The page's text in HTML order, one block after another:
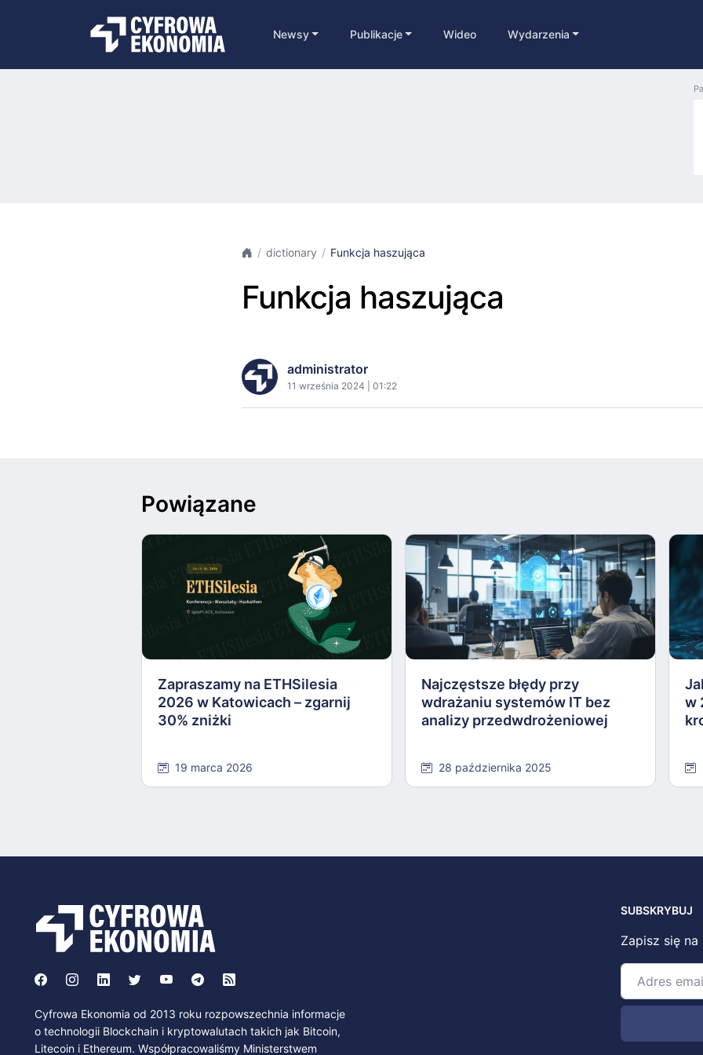
Newsy Publikacje Wideo Wydarzenia
dictionary Funkcja haszująca
Funkcja haszująca
administrator
11 września 2024 | 01:22
Powiązane
Zapraszamy na ETHSilesia
2026 w Katowicach – zgarnij
30% zniżki
19 marca 2026
Najczęstsze błędy przy
wdrażaniu systemów IT bez
analizy przedwdrożeniowej
28 października 2025
w
Cyfrowa Ekonomia od 2013 roku rozpowszechnia informacje
o technologii Blockchain i kryptowalutach takich jak Bitcoin,
Litecoin i Ethereum. Współpracowaliśmy Ministerstwem
SUBSKRYBUJ
Zapisz się